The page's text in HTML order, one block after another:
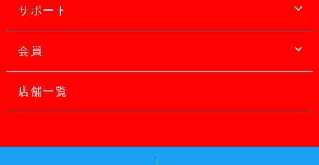
サポート
会員
店舗一覧